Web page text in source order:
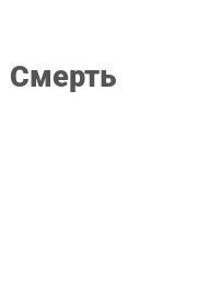
смерть